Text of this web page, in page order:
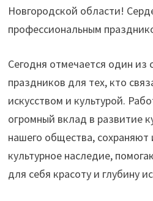
Новгородской области!
профессиональным
Сегодня отмечается один из
праздников для тех, кто
искусством и культурой.
огромный вклад в развитие
нашего общества,
культурное наследие,
для себя красоту и глубину